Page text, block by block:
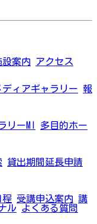
設案内 アクセス
ディアギャラリー 報
リーMI
多目的ホー
貸出期間延長申請
程 受講申込案内 講
ル よくある質問